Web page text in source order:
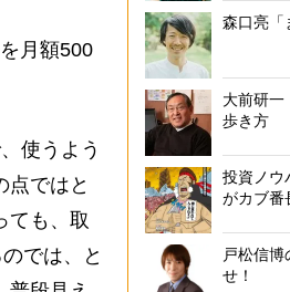
月額500
使うよう
点ではと
ても、取
では、と
森口亮「
大前研一
歩き方
投資ノウ
がカブ番
戸松信
せ！